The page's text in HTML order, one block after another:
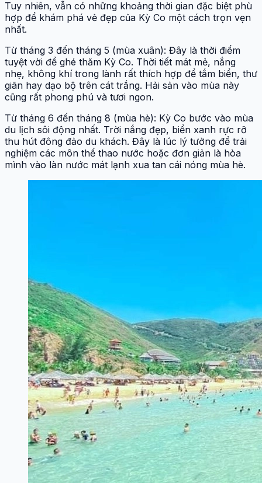
Tuy nhiên, vẫn có những khoảng thời gian đặc biệt phù
hợp để khám phá vẻ đẹp của Kỳ Co một cách trọn vẹn
nhất.
Từ tháng 3 đến tháng 5 (mùa xuân): Đây là thời điểm
tuyệt vời để ghé thăm Kỳ Co. Thời tiết mát mẻ, nắng
nhẹ, không khí trong lành rất thích hợp để tắm biển, thư
giãn hay dạo bộ trên cát trắng. Hải sản vào mùa này
cũng rất phong phú và tươi ngon.
Từ tháng 6 đến tháng 8 (mùa hè): Kỳ Co bước vào mùa
du lịch sôi động nhất. Trời nắng đẹp, biển xanh rực rỡ
thu hút đông đảo du khách. Đây là lúc lý tưởng để trải
nghiệm các môn thể thao nước hoặc đơn giản là hòa
mình vào làn nước mát lạnh xua tan cái nóng mùa hè.